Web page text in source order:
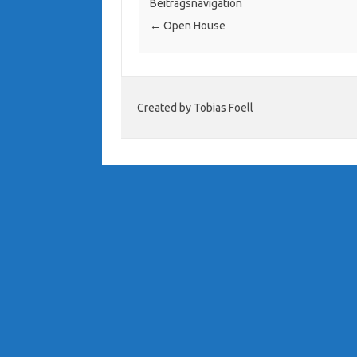
Beitragsnavigation
← Open House
Created by Tobias Foell